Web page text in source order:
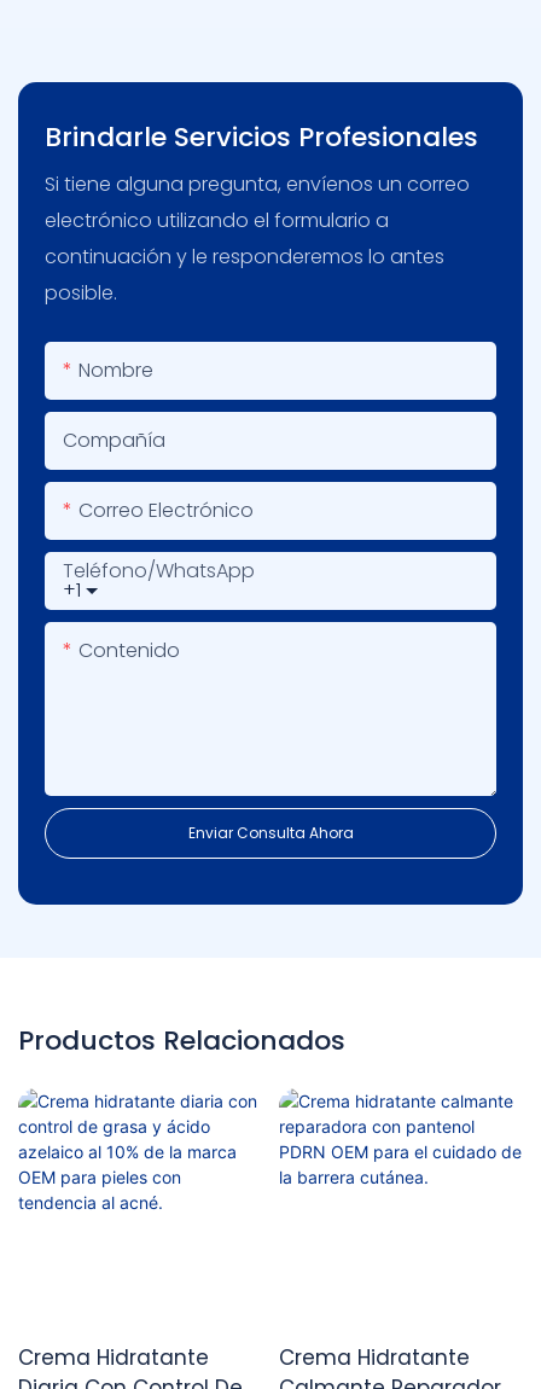
Brindarle Servicios Profesionales
Si tiene alguna pregunta, envíenos un correo
electrónico utilizando el formulario a
continuación y le responderemos lo antes
posible.
Nombre
Compañía
Correo Electrónico
+1
Teléfono/WhatsApp
Contenido
Enviar Consulta Ahora
Productos Relacionados
Crema Hidratante
Crema Hidratante